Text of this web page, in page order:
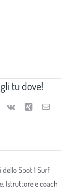
tu dove!
Vk Xing Email
dello Spot 1 Surf
Istruttore e coach